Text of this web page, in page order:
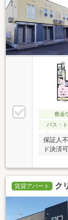
敷金
バス・
保証人
ド決済可
賃貸アパート ク